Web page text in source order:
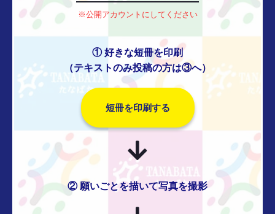
※公開アカウントにしてください
① 好きな短冊を印刷
（テキストのみ投稿の方は③へ）
短冊を印刷する
② 願いごとを描いて写真を撮影